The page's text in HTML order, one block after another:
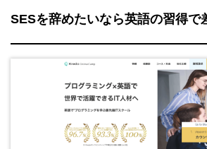
SESを辞めたいなら英語の習得で